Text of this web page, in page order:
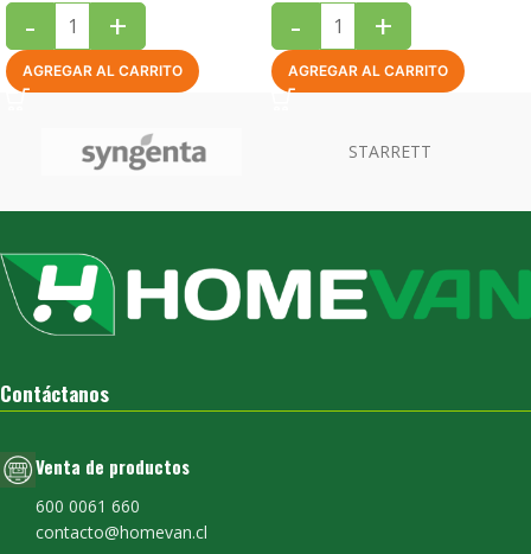
- +
AGREGAR AL CARRITO
- +
AGREGAR AL CARRITO
Contáctanos
Venta de productos
600 0061 660
contacto@homevan.cl